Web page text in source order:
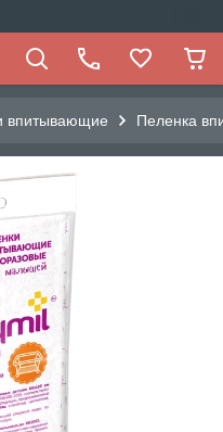
впитывающие Пеленка